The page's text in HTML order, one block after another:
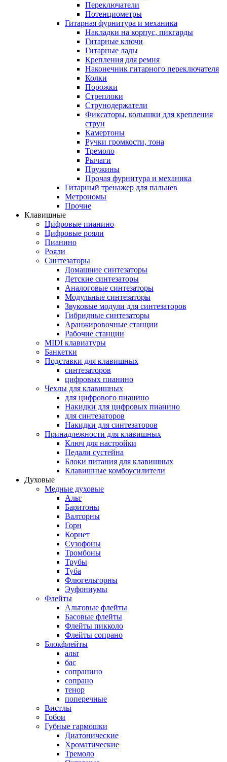
Переключатели
Потенциометры
Гитарная фурнитура и механика
Накладки на корпус, пикгарды
Гитарные ключи
Гитарные лады
Крепления для ремня
Наконечник гитарного переключателя
Колки
Порожки
Стреплоки
Струнодержатели
Фиксаторы, колышки для крепления
струн
Камертоны
Ручки громкости, тона
Тремоло
Рычаги
Пружины
Прочая фурнитура и механика
Гитарный тренажер для пальцев
Метрономы
Прочие
Клавишные
Цифровые пианино
Цифровые рояли
Пианино
Рояли
Синтезаторы
Домашние синтезаторы
Детские синтезаторы
Аналоговые синтезаторы
Модульные синтезаторы
Звуковые модули для синтезаторов
Гибридные синтезаторы
Аранжировочные станции
Рабочие станции
MIDI клавиатуры
Банкетки
Подставки для клавишных
синтезаторов
цифровых пианино
Чехлы для клавишных
для цифрового пианино
Накидки для цифровых пианино
для синтезаторов
Накидки для синтезаторов
Принадлежности для клавишных
Ключ для настройки
Педали сустейна
Блоки питания для клавишных
Клавишные комбоусилители
Духовые
Медные духовые
Альт
Баритоны
Валторны
Горн
Корнет
Сузофоны
Тромбоны
Трубы
Туба
Флюгельгорны
Эуфониумы
Флейты
Альтовые флейты
Басовые флейты
Флейты пикколо
Флейты сопрано
Блокфлейты
альт
бас
сопранино
сопрано
тенор
поперечные
Вистлы
Гобои
Губные гармошки
Диатонические
Хроматические
Тремоло